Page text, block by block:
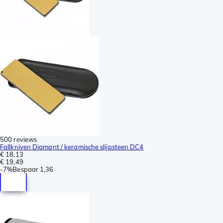
500 reviews
Fallkniven Diamant / keramische slijpsteen DC4
€ 18,13
€ 19,49
-7%Bespaar 1,36